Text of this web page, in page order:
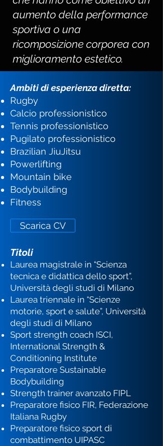
aumento della performance
sportiva o una
ricomposizione corporea con
miglioramento estetico.
Ambiti di esperienza diretta:
Rugby
Calcio professionistico
Tennis professionistico
Pugilato professionistico
Brazilian JiuJitsu
Powerlifting
Mountain bike
Bodybuilding
Fitness
Scarica CV
Titoli
Laurea magistrale in “Scienza
tecnica e didattica dello sport”,
Università degli studi di Milano
Laurea triennale in “Scienze
motorie, sport e salute”, Università
degli studi di Milano
Sport strength coach ISCI,
International Strength &
Conditioning Institute
Preparatore Sustainable
Bodybuilding
Strength trainer avanzato FIPL
Preparatore fisico FIR, Federazione
Italiana Rugby
Preparatore fisico sport di
combattimento UIPASC